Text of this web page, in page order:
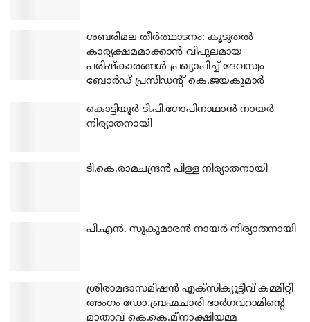
ശബരിമല തീര്‍ത്ഥാടനം: കൂടുതല്‍
കാര്യക്ഷമമാക്കാന്‍ വിപുലമായ
പരിഷ്‌കാരങ്ങള്‍ പ്രഖ്യാപിച്ച് ദേവസ്വം
ബോര്‍ഡ് പ്രസിഡന്റ് കെ.ജയകുമാര്‍
കൊട്ടിയൂര്‍ ടി.പി.ഗോപിനാഥാന്‍ നായര്‍
നിര്യാതനായി
ടി.കെ.രാമചന്ദ്രന്‍ പിള്ള നിര്യാതനായി
പി.എന്‍. സുകുമാരന്‍ നായര്‍ നിര്യാതനായി
ശ്രീരാമദാസമിഷന്‍ എക്‌സിക്യൂട്ടീവ് കമ്മിറ്റി
അംഗം ഡോ.ബ്രഹ്മചാരി ഭാര്‍ഗവറാമിന്റെ
മാതാവ് കെ.കെ.മീനാക്ഷിയമ്മ